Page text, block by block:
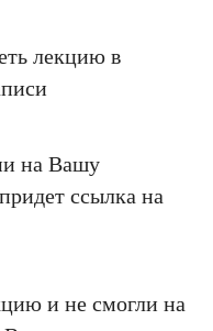
лекцию в
на Вашу
ссылка на
и не смогли на